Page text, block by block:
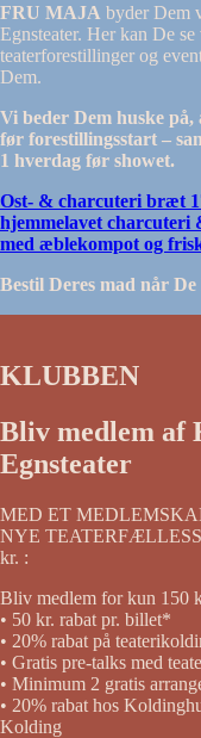
FRU MAJA byder Dem
Egnsteater. Her kan De
teaterforestillinger og
Dem.
Vi beder Dem huske
før forestillingsstart –
1 hverdag før showet.
Ost- & charcuteri bræt
hjemmelavet charcuteri
med æblekompot og
Bestil Deres mad når
KLUBBEN
Bliv medlem af
Egnsteater
MED ET
NYE
kr. :
Bliv medlem for kun 150
• 50 kr. rabat pr. billet*
• 20% rabat på
• Gratis pre-talks med
• Minimum 2 gratis
• 20% rabat hos
Kolding